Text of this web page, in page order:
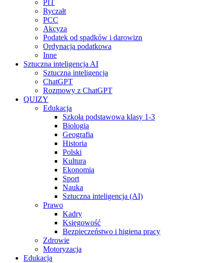
PIT
Ryczałt
PCC
Akcyza
Podatek od spadków i darowizn
Ordynacja podatkowa
Inne
Sztuczna inteligencja AI
Sztuczna inteligencja
ChatGPT
Rozmowy z ChatGPT
QUIZY
Edukacja
Szkoła podstawowa klasy 1-3
Biologia
Geografia
Historia
Polski
Kultura
Ekonomia
Sport
Nauka
Sztuczna inteligencja (AI)
Prawo
Kadry
Księgowość
Bezpieczeństwo i higiena pracy
Zdrowie
Motoryzacja
Edukacja